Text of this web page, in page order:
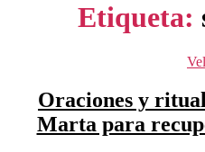
Etiqueta:
Oraciones y
Marta para